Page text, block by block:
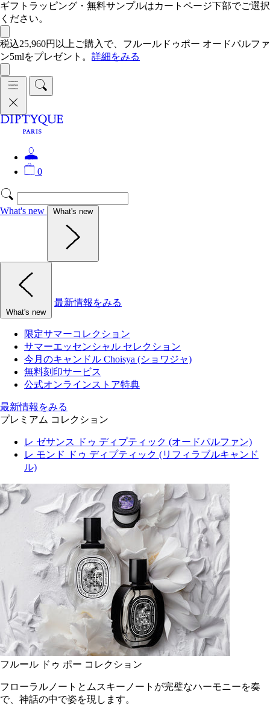
ギフトラッピング・無料サンプルはカートページ下部でご選択
ください。
税込25,960円以上ご購入で、フルールドゥポー オードパルファ
ン5mlをプレゼント。 詳細をみる
0
What's new What's new
What's new
最新情報をみる
限定サマーコレクション
サマーエッセンシャル セレクション
今月のキャンドル Choisya (ショワジャ)
無料刻印サービス
公式オンラインストア特典
最新情報をみる
プレミアム コレクション
レ ゼサンス ドゥ ディプティック (オードパルファン)
レ モンド ドゥ ディプティック (リフィラブルキャンド
ル)
フルール ドゥ ポー コレクション
フローラルノートとムスキーノートが完璧なハーモニーを奏
で、神話の中で姿を現します。